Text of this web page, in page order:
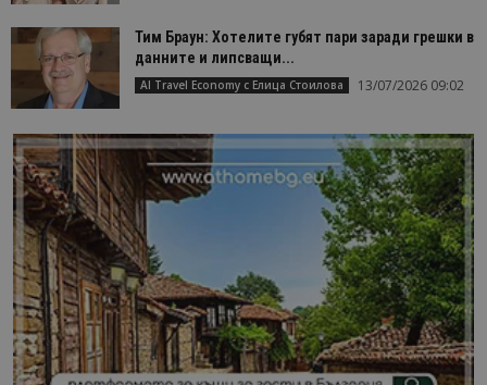
Тим Браун: Хотелите губят пари заради грешки в
данните и липсващи...
AI Travel Economy с Елица Стоилова 13/07/2026 09:02